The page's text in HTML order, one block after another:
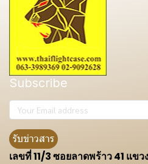
Subscribe
รับข่าวสาร
เลขที่ 11/3 ซอยลาดพร้าว 41 แข